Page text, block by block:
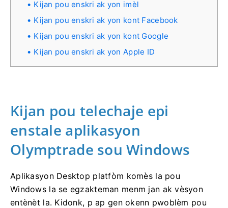
Kijan pou enskri ak yon imèl
Kijan pou enskri ak yon kont Facebook
Kijan pou enskri ak yon kont Google
Kijan pou enskri ak yon Apple ID
Kijan pou telechaje epi
enstale aplikasyon
Olymptrade sou Windows
Aplikasyon Desktop platfòm komès la pou
Windows la se egzakteman menm jan ak vèsyon
entènèt la. Kidonk, p ap gen okenn pwoblèm pou